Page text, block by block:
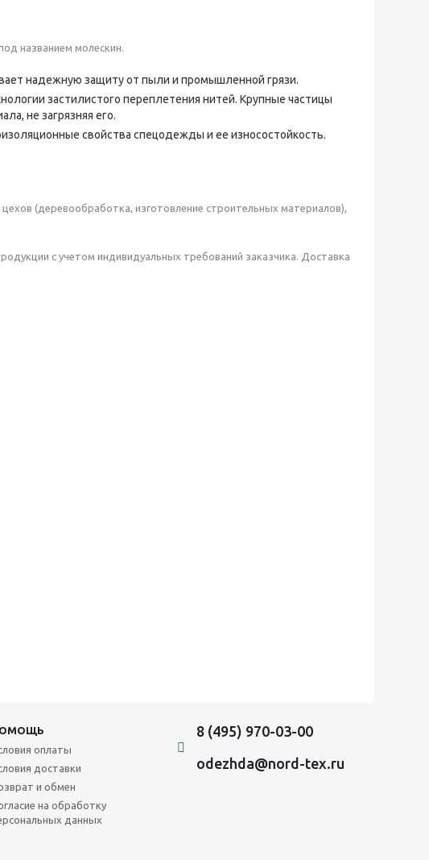
названием молескин.
надежную защиту от пыли и промышленной грязи.
застилистого переплетения нитей. Крупные частицы
не загрязняя его.
свойства спецодежды и ее износостойкость.
(деревообработка, изготовление строительных материалов),
с учетом индивидуальных требований заказчика. Доставка
оплаты
доставки
и обмен
на обработку
данных
8 (495) 970-03-00
odezhda@nord-tex.ru